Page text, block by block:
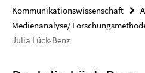
Kommunikationswissenschaft
Medienanalyse/
Julia Lück-Benz